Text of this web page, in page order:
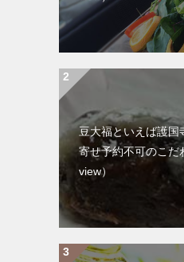
豆大福といえば護国
寄せ予約不可のこだ
view）